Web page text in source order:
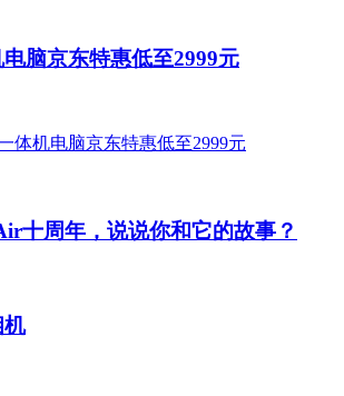
脑京东特惠低至2999元
十周年，说说你和它的故事？
机